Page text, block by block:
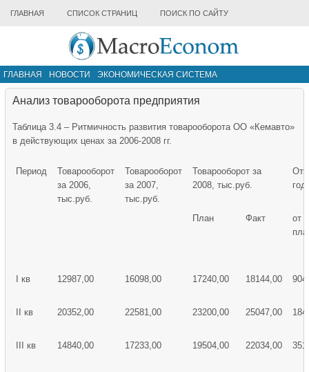
ГЛАВНАЯ СПИСОК СТРАНИЦ ПОИСК ПО САЙТУ
ГЛАВНАЯ НОВОСТИ
ЭКОНОМИЧЕСКАЯ СИСТЕМА
ИНФРАСТРУКТУРА РЫНКА
Анализ товарооборота предприятия
Таблица 3.4 – Ритмичность развития товарооборота ОО «Кемавто»
в действующих ценах за 2006-2008 гг.
Период
Товарооборот
за 2006,
тыс.руб.
Товарооборот
за 2007,
тыс.руб.
Товарооборот за
2008, тыс.руб.
План Факт
от
I кв 12987,00 16098,00 17240,00 18144,00
II кв 20352,00 22581,00 23200,00 25047,00
III кв 14840,00 17233,00 19504,00 22034,00